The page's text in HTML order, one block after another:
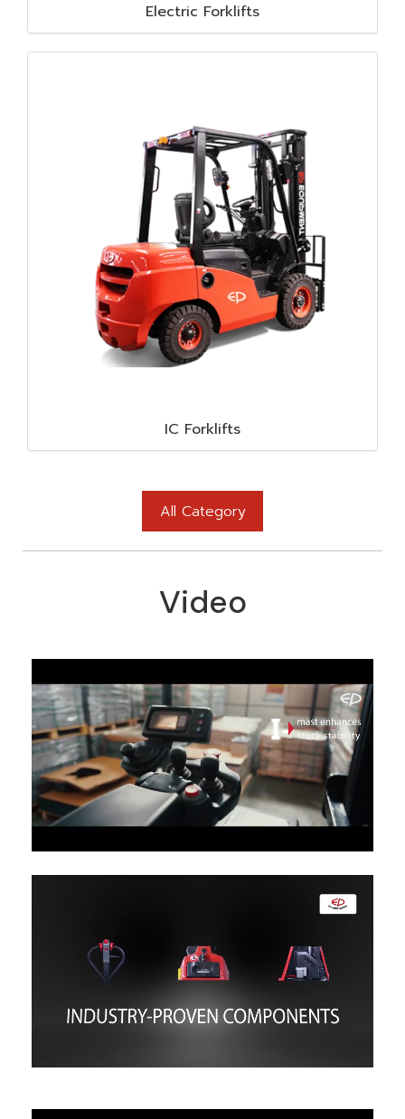
Electric Forklifts
IC Forklifts
All Category
Video